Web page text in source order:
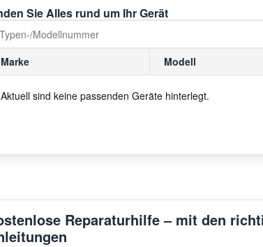
Sie Alles rund um Ihr Gerät
Marke Modell
Aktuell sind keine passenden Geräte hinterlegt.
Reparaturhilfe – mit den